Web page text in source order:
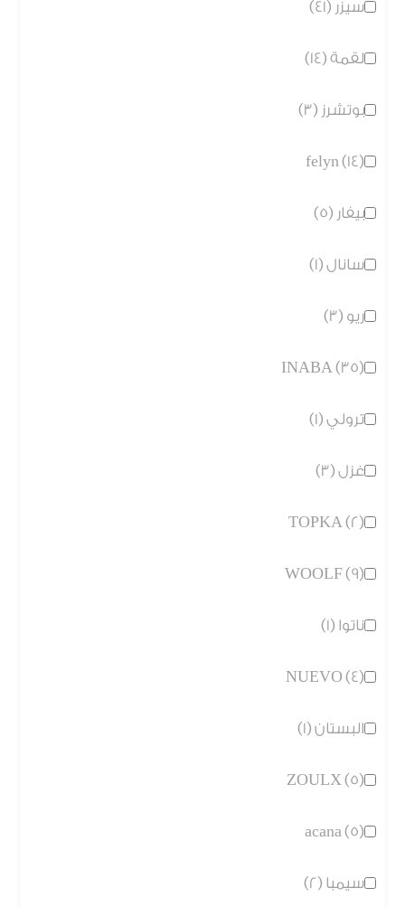
سيزر (41)
لقمة (14)
بوتشرز (3)
felyn (14)
بيفار (5)
سانال (1)
ريو (3)
INABA (35)
ترولي (1)
غزل (3)
TOPKA (2)
WOOLF (9)
ناتوا (1)
NUEVO (4)
البستان (1)
ZOULX (5)
acana (5)
سيمبا (2)